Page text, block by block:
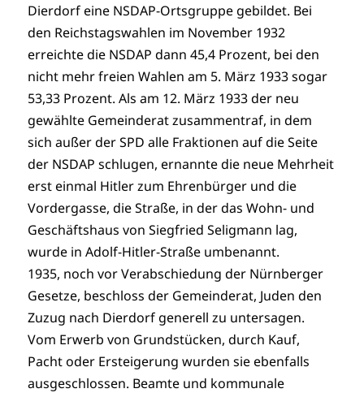
Dierdorf eine NSDAP-Ortsgruppe gebildet. Bei
den Reichstagswahlen im November 1932
erreichte die NSDAP dann 45,4 Prozent, bei den
nicht mehr freien Wahlen am 5. März 1933 sogar
53,33 Prozent. Als am 12. März 1933 der neu
gewählte Gemeinderat zusammentraf, in dem
sich außer der SPD alle Fraktionen auf die Seite
der NSDAP schlugen, ernannte die neue Mehrheit
erst einmal Hitler zum Ehrenbürger und die
Vordergasse, die Straße, in der das Wohn- und
Geschäftshaus von Siegfried Seligmann lag,
wurde in Adolf-Hitler-Straße umbenannt.
1935, noch vor Verabschiedung der Nürnberger
Gesetze, beschloss der Gemeinderat, Juden den
Zuzug nach Dierdorf generell zu untersagen.
Vom Erwerb von Grundstücken, durch Kauf,
Pacht oder Ersteigerung wurden sie ebenfalls
ausgeschlossen. Beamte und kommunale